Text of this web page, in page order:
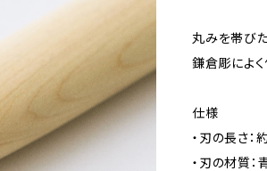
丸みを帯び
鎌倉彫によく
仕様
・刃の長さ：
・刃の材質